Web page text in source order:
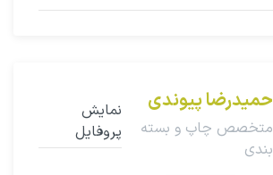
حمیدرضا پیوندی
متخصص چاپ و بسته
بندی
نمایش
پروفایل